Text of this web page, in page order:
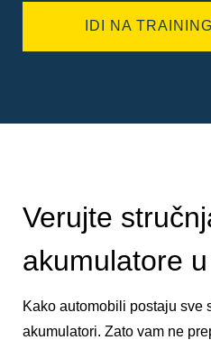
IDI NA
Verujte
akumulatore
Kako automobili postaju sve
akumulatori. Zato vam ne